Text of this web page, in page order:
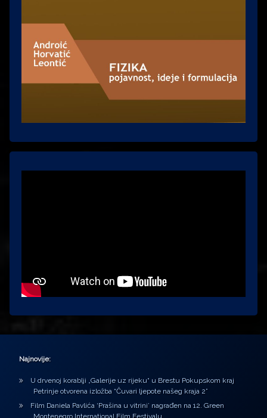
Najnovije:
U drvenoj korablji „Galerije uz rijeku“ u Brestu Pokupskom kraj
Petrinje otvorena izložba “Čuvari ljepote našeg kraja 2”
Film Daniela Pavlića ‘Prašina u vitrini’ nagrađen na 12. Green